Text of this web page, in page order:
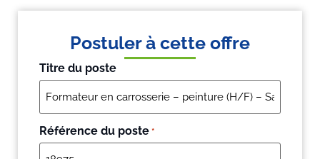
Postuler à cette offre
Titre du poste
Référence du poste *